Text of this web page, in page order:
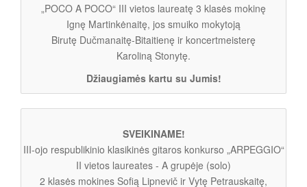
„POCO A POCO“ III vietos laureatę 3 klasės mokinę
Ignę Martinkėnaitę, jos smuiko mokytoją
Birutę Dučmanaitę-Bitaitienę ir koncertmeisterę
Karoliną Stonytę.
Džiaugiamės kartu su Jumis!
SVEIKINAME!
III-ojo respublikinio klasikinės gitaros konkurso „ARPEGGIO“
II vietos laureates - A grupėje (solo)
2 klasės mokines Sofią Lipnevič ir Vytę Petrauskaitę,